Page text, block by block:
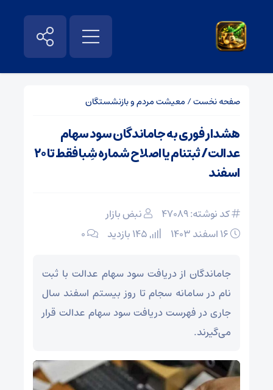
صفحه نخست/ معیشت مردم و بازنشستگان
هشدار فوری به جاماندگان سود سهام
عدالت/ ثبتنام یا اصلاح شماره شِبا فقط تا ۲۰
اسفند
کد نوشته: 47089
نبض بازار
۰
جاماندگان از دریافت سود سهام عدالت با ثبت
نام در سامانه سجام تا روز بیستم اسفند سال
جاری در فهرست دریافت سود سهام عدالت قرار
می‌گیرند.